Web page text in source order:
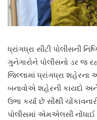
ધ્રાંગધ્રા સીટી પોલીસની
ગુનેગારોને પોલીસનો ડર જ
જિલ્લામાં ધ્રાંગધ્રા
બનાવોએ શહેરની કાયદો અને
ઉભા કર્યા છે સૌથી
પોલીસમાં એમએલસી